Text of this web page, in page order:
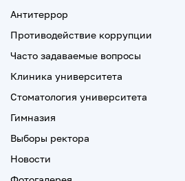
Антитеррор
Противодействие коррупции
Часто задаваемые вопросы
Клиника университета
Стоматология университета
Гимназия
Выборы ректора
Новости